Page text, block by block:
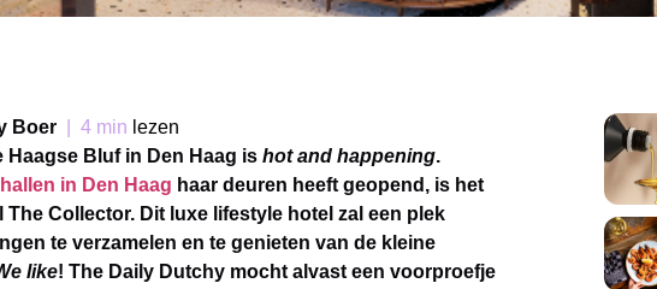
Boer 4 min lezen
Haagse Bluf in Den Haag is hot and happening.
in Den Haag haar deuren heeft geopend, is het
The Collector. Dit luxe lifestyle hotel zal een plek
te verzamelen en te genieten van de kleine
like! The Daily Dutchy mocht alvast een voorproefje